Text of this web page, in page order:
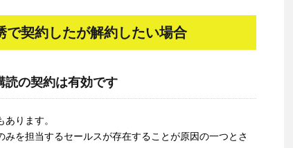
で契約したが解約したい場合
読の契約は有効です
ります。
を担当するセールスが存在することが原因の一つとさ